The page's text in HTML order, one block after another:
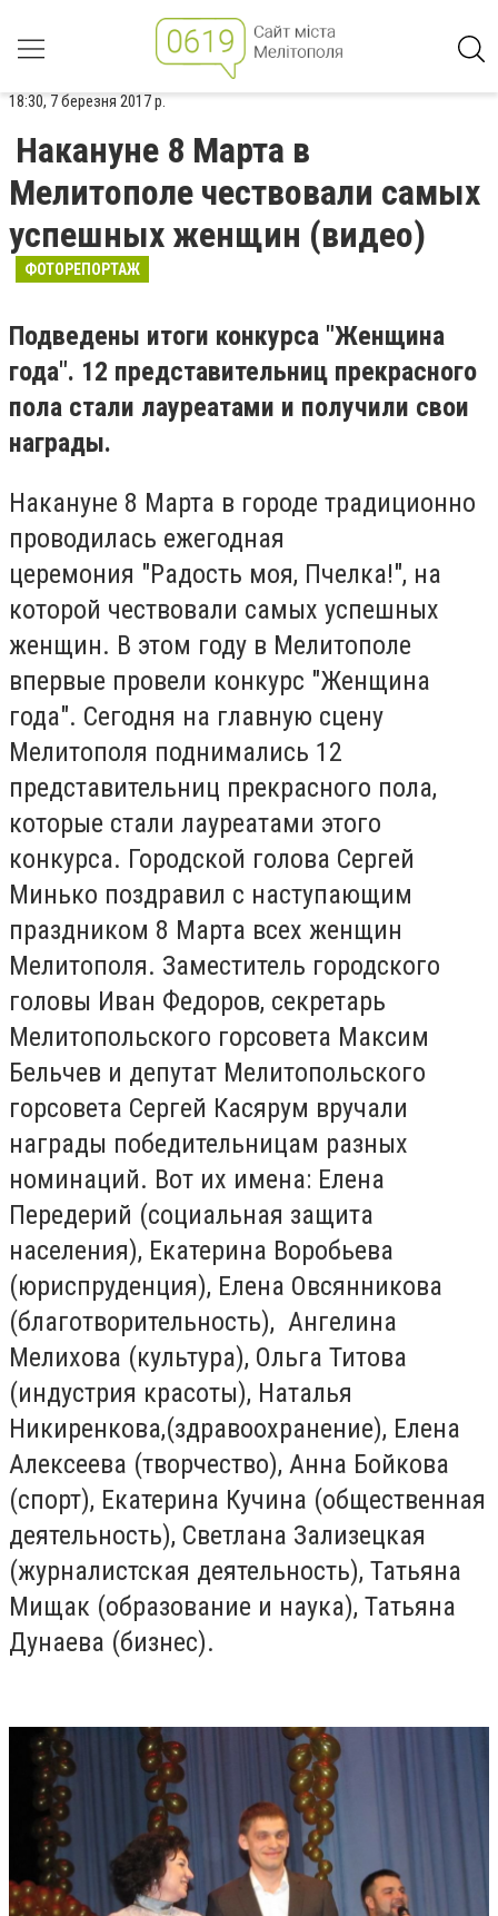
18:30, 7 березня 2017 р.
Накануне 8 Марта в
Мелитополе чествовали самых
успешных женщин (видео)
ФОТОРЕПОРТАЖ
Подведены итоги конкурса "Женщина
года". 12 представительниц прекрасного
пола стали лауреатами и получили свои
награды.
Накануне 8 Марта в городе традиционно
проводилась ежегодная
церемония "Радость моя, Пчелка!", на
которой чествовали самых успешных
женщин. В этом году в Мелитополе
впервые провели конкурс "Женщина
года". Сегодня на главную сцену
Мелитополя поднимались 12
представительниц прекрасного пола,
которые стали лауреатами этого
конкурса. Городской голова Сергей
Минько поздравил с наступающим
праздником 8 Марта всех женщин
Мелитополя. Заместитель городского
головы Иван Федоров, секретарь
Мелитопольского горсовета Максим
Бельчев и депутат Мелитопольского
горсовета Сергей Касярум вручали
награды победительницам разных
номинаций. Вот их имена: Елена
Передерий (социальная защита
населения), Екатерина Воробьева
(юриспруденция), Елена Овсянникова
(благотворительность), Ангелина
Мелихова (культура), Ольга Титова
(индустрия красоты), Наталья
Никиренкова,(здравоохранение), Елена
Алексеева (творчество), Анна Бойкова
(спорт), Екатерина Кучина (общественная
деятельность), Светлана Зализецкая
(журналистская деятельность), Татьяна
Мищак (образование и наука), Татьяна
Дунаева (бизнес).